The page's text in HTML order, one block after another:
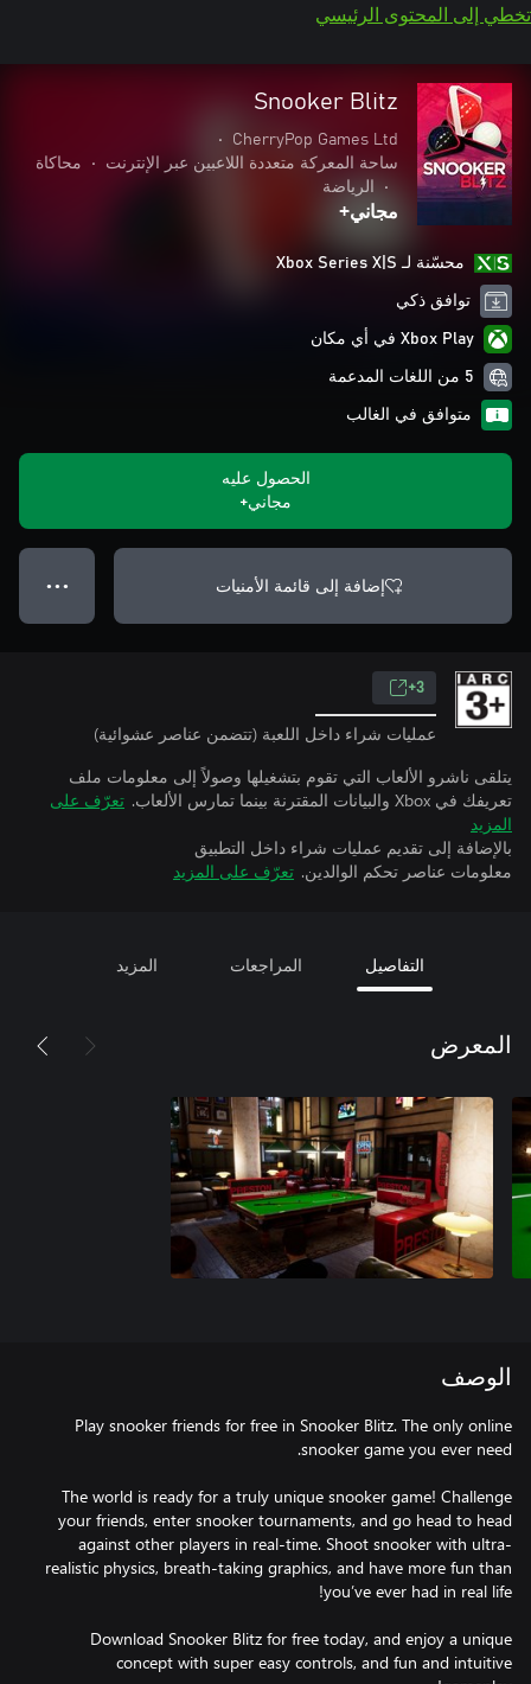
تخطي إلى المحتوى الرئيسي
Snooker Blitz
CherryPop Games Ltd
•
ساحة المعركة متعددة اللاعبين عبر الإنترنت
•
محاكاة
•
الرياضة
مجاني+
محسّنة لـ Xbox Series X|S
توافق ذكي
Xbox Play في أي مكان
5 من اللغات المدعمة
متوافق في الغالب
الحصول عليه
مجاني+
إضافة إلى قائمة الأمنيات ● ● ●
3+
عمليات شراء داخل اللعبة (تتضمن عناصر عشوائية)
يتلقى ناشرو الألعاب التي تقوم بتشغيلها وصولاً إلى معلومات ملف
تعريفك في Xbox والبيانات المقترنة بينما تمارس الألعاب.
تعرّف على
المزيد
بالإضافة إلى تقديم عمليات شراء داخل التطبيق
معلومات عناصر تحكم الوالدين. تعرّف على المزيد
التفاصيل المراجعات المزيد
المعرض
الوصف
Play snooker friends for free in Snooker Blitz. The only online
The world is ready for a truly unique snooker game! Challenge
your friends, enter snooker tournaments, and go head to head
against other players in real-time. Shoot snooker with ultra-
realistic physics, breath-taking graphics, and have more fun than
Download Snooker Blitz for free today, and enjoy a unique
concept with super easy controls, and fun and intuitive